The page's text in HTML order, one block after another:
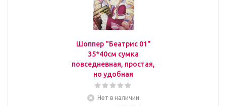
Шоппер "Беатрис 01"
35*40см сумка
повседневная, простая,
но удобная
Нет в наличии